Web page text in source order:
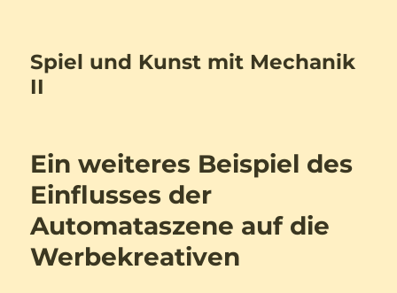
Spiel und Kunst mit Mechanik
II
Ein weiteres Beispiel des
Einflusses der
Automataszene auf die
Werbekreativen